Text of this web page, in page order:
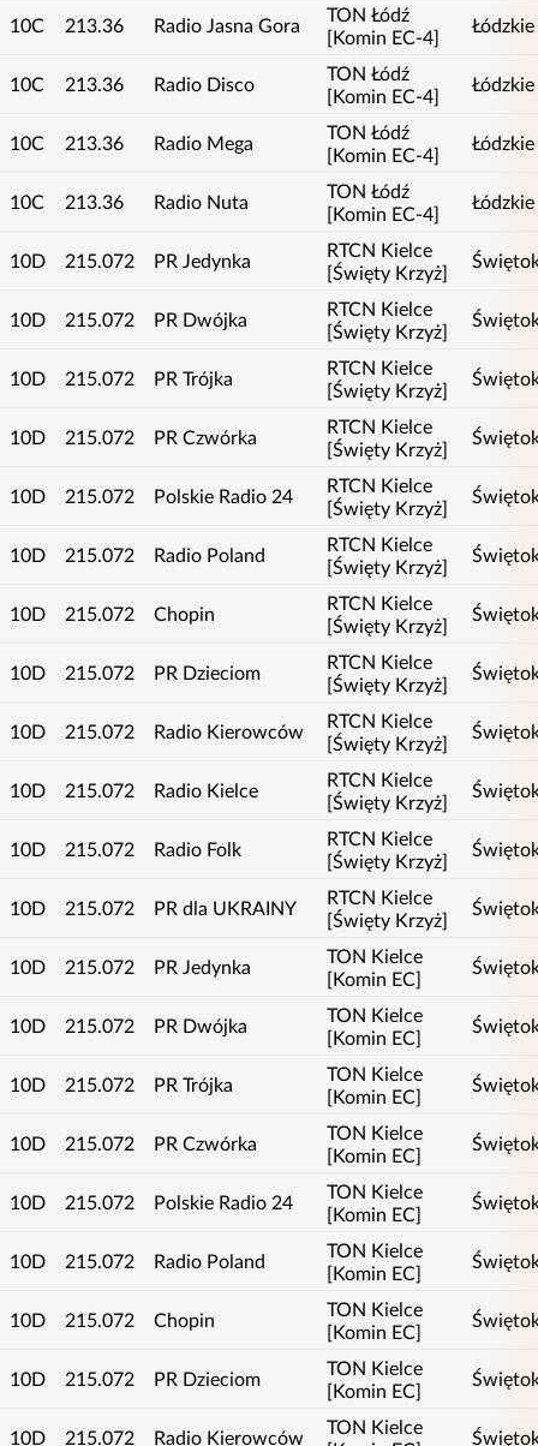
10C 213.36 Radio Jasna Gora
TON Łódź
[Komin EC-4]
Łódzkie
10C 213.36 Radio Disco
TON Łódź
[Komin EC-4]
Łódzkie
10C 213.36 Radio Mega
TON Łódź
[Komin EC-4]
Łódzkie
10C 213.36 Radio Nuta
TON Łódź
[Komin EC-4]
Łódzkie
10D 215.072 PR Jedynka
RTCN Kielce
[Święty Krzyż]
10D 215.072 PR Dwójka
RTCN Kielce
[Święty Krzyż]
10D 215.072 PR Trójka
RTCN Kielce
[Święty Krzyż]
10D 215.072 PR Czwórka
RTCN Kielce
[Święty Krzyż]
10D 215.072 Polskie Radio 24
RTCN Kielce
[Święty Krzyż]
10D 215.072 Radio Poland
RTCN Kielce
[Święty Krzyż]
10D 215.072 Chopin
RTCN Kielce
[Święty Krzyż]
10D 215.072 PR Dzieciom
RTCN Kielce
[Święty Krzyż]
10D 215.072 Radio Kierowców
RTCN Kielce
[Święty Krzyż]
10D 215.072 Radio Kielce
RTCN Kielce
[Święty Krzyż]
10D 215.072 Radio Folk
RTCN Kielce
[Święty Krzyż]
10D 215.072 PR dla UKRAINY
RTCN Kielce
[Święty Krzyż]
10D 215.072 PR Jedynka
TON Kielce
[Komin EC]
10D 215.072 PR Dwójka
TON Kielce
[Komin EC]
10D 215.072 PR Trójka
TON Kielce
[Komin EC]
10D 215.072 PR Czwórka
TON Kielce
[Komin EC]
10D 215.072 Polskie Radio 24
TON Kielce
[Komin EC]
10D 215.072 Radio Poland
TON Kielce
[Komin EC]
10D 215.072 Chopin
TON Kielce
[Komin EC]
10D 215.072 PR Dzieciom
TON Kielce
[Komin EC]
10D 215.072 Radio Kierowców
TON Kielce